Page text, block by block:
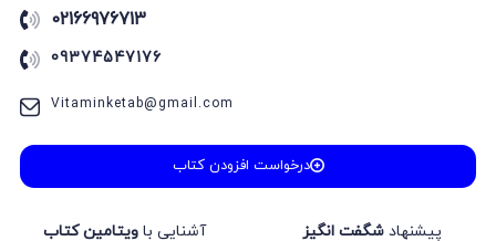
پیشنهاد شگفت انگیز آشنایی باویتامین کتاب
02166976713
09374547176
Vitaminketab@gmail.com
درخواست افزودن کتاب